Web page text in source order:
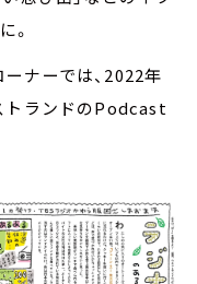
。
ナーでは、2022年
トランドのPodcast